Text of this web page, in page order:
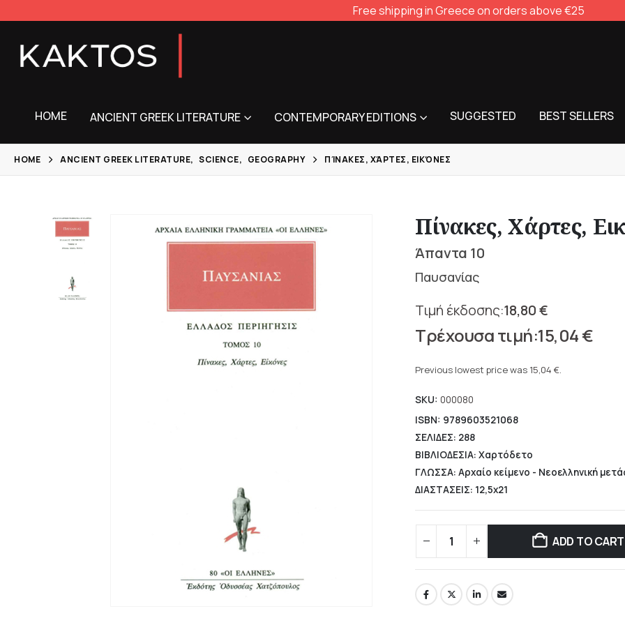
Free shipping in Greece on orders above €25
HOME ANCIENT GREEK LITERATURE CONTEMPORARY EDITIONS SUGGESTED BEST SELLERS
HOME ANCIENT GREEK LITERATURE, SCIENCE, GEOGRAPHY ΠΊΝΑΚΕΣ, ΧΆΡΤΕΣ, ΕΙΚΌΝΕΣ
Πίνακες, Χάρτες,
Άπαντα 10
Παυσανίας
18,80€
Original
price
was:
18,80 €.
15,04€
price
15,04 €.
Previous lowest price was 15,04 €.
SKU: 000080
ISBN: 9789603521068
ΣΕΛΙΔΕΣ: 288
ΒΙΒΛΙΟΔΕΣΙΑ: Χαρτόδετο
ΓΛΩΣΣΑ: Αρχαίο κείμενο - Νεοελληνική
ΔΙΑΣΤΑΣΕΙΣ: 12,5x21
ADD TO CART